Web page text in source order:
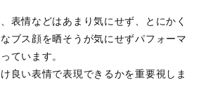
表情などはあまり気にせず、とにかく
ブス顔を晒そうが気にせずパフォーマ
ています。
良い表情で表現できるかを重要視しま